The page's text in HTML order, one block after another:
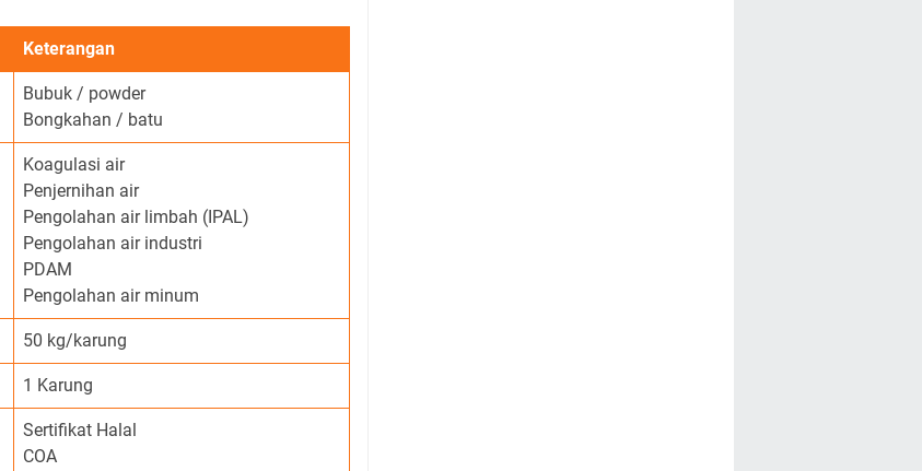
Keterangan
Bubuk / powder
Bongkahan / batu
Koagulasi air
Penjernihan air
Pengolahan air limbah (IPAL)
Pengolahan air industri
PDAM
Pengolahan air minum
50 kg/karung
1 Karung
Sertifikat Halal
COA